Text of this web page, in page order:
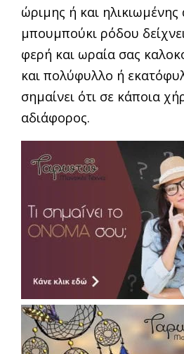
ώριμης ή και ηλικιωμένης
μπουμπούκι ρόδου
φερή και ωραία σας
και πολύφυλλο ή
σημαίνει ότι σε κάποια
αδιάφορος.